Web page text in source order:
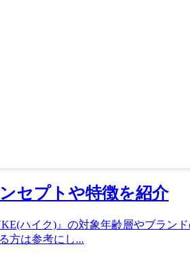
セプトや特徴を紹介
ハイク)』の対象年齢層やブラン
方は参考にし...